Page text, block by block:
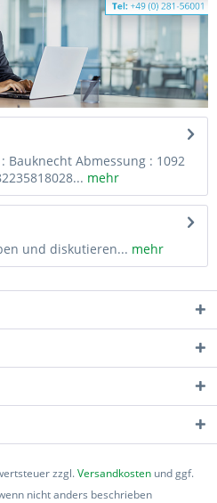
Bauknecht Abmessung : 1092
mehr
und diskutieren... mehr
zzgl.Versandkosten und ggf.
nicht anders beschrieben